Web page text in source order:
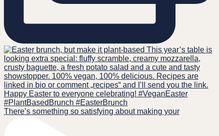
There’s something so satisfying about making your